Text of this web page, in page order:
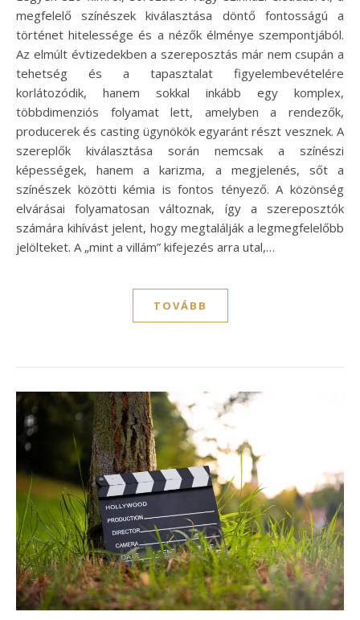
megfelelő színészek kiválasztása döntő fontosságú a
történet hitelessége és a nézők élménye szempontjából.
Az elmúlt évtizedekben a szereposztás már nem csupán a
tehetség és a tapasztalat figyelembevételére
korlátozódik, hanem sokkal inkább egy komplex,
többdimenziós folyamat lett, amelyben a rendezők,
producerek és casting ügynökök egyaránt részt vesznek. A
szereplők kiválasztása során nemcsak a színészi
képességek, hanem a karizma, a megjelenés, sőt a
színészek közötti kémia is fontos tényező. A közönség
elvárásai folyamatosan változnak, így a szereposztók
számára kihívást jelent, hogy megtalálják a legmegfelelőbb
jelölteket. A „mint a villám” kifejezés arra utal,…
TOVÁBB